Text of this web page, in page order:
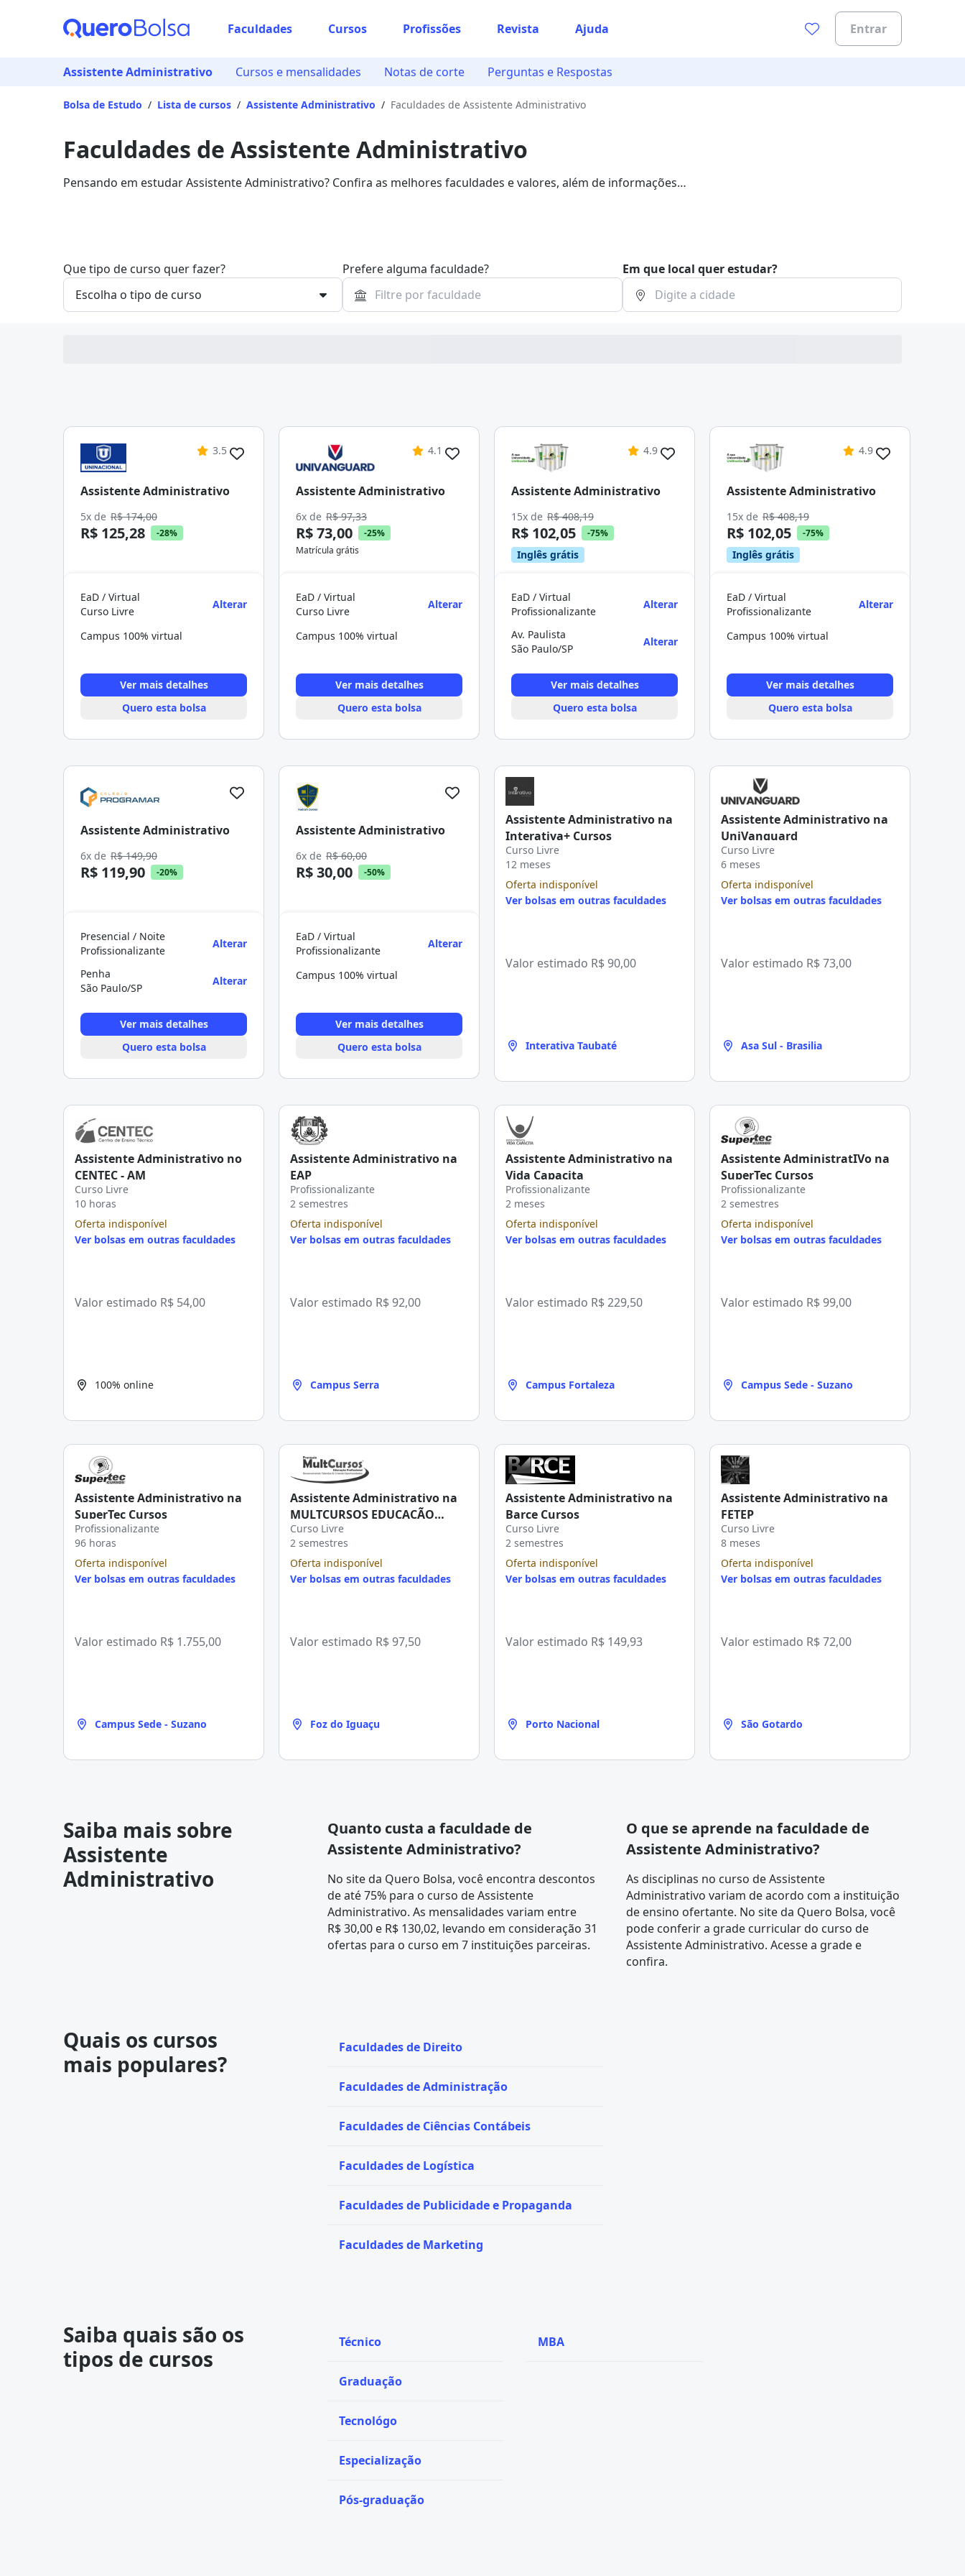
Faculdades Cursos Profissões Revista Ajuda Entrar
Assistente Administrativo Cursos e mensalidades Notas de corte Perguntas e Respostas
Bolsa de Estudo / Lista de cursos / Assistente Administrativo / Faculdades de Assistente Administrativo
Faculdades de Assistente Administrativo
Pensando em estudar Assistente Administrativo? Confira as melhores faculdades e valores, além de informações
Que tipo de curso quer fazer? Prefere alguma faculdade? Em que local quer estudar?
3.5
Assistente Administrativo
5x de R$ 174,00
R$ 125,28 -28%
EaD / Virtual
Curso Livre
Alterar
Campus 100% virtual
Ver mais detalhes
Quero esta bolsa
4.1
Assistente Administrativo
6x de R$ 97,33
R$ 73,00
-25%
Matrícula grátis
EaD / Virtual
Curso Livre
Alterar
Campus 100% virtual
Ver mais detalhes
Quero esta bolsa
4.9
Assistente Administrativo
15x de R$ 408,19
R$ 102,05 -75%
Inglês grátis
EaD / Virtual
Profissionalizante
Alterar
Av. Paulista
São Paulo/SP
Alterar
Ver mais detalhes
Quero esta bolsa
4.9
Assistente Administrativo
15x de R$ 408,19
R$ 102,05 -75%
Inglês grátis
EaD / Virtual
Profissionalizante
Alterar
Campus 100% virtual
Ver mais detalhes
Quero esta bolsa
Assistente Administrativo
6x de R$ 149,90
R$ 119,90 -20%
Presencial / Noite
Profissionalizante
Alterar
Penha
São Paulo/SP
Alterar
Ver mais detalhes
Quero esta bolsa
Assistente Administrativo
6x de R$ 60,00
R$ 30,00 -50%
EaD / Virtual
Profissionalizante
Alterar
Campus 100% virtual
Ver mais detalhes
Quero esta bolsa
Assistente Administrativo na
Interativa+ Cursos
Curso Livre
12 meses
Oferta indisponível
Ver bolsas em outras faculdades
Valor estimado R$ 90,00
Interativa Taubaté
Assistente Administrativo na
UniVanguard
Curso Livre
6 meses
Oferta indisponível
Ver bolsas em outras faculdades
Valor estimado R$ 73,00
Asa Sul - Brasilia
Assistente Administrativo no
CENTEC - AM
Curso Livre
10 horas
Oferta indisponível
Ver bolsas em outras faculdades
Valor estimado R$ 54,00
100% online
Assistente Administrativo na
EAP
Profissionalizante
2 semestres
Oferta indisponível
Ver bolsas em outras faculdades
Valor estimado R$ 92,00
Campus Serra
Assistente Administrativo na
Vida Capacita
Profissionalizante
2 meses
Oferta indisponível
Ver bolsas em outras faculdades
Valor estimado R$ 229,50
Campus Fortaleza
Assistente AdministratIVo na
SuperTec Cursos
Profissionalizante
2 semestres
Oferta indisponível
Ver bolsas em outras faculdades
Valor estimado R$ 99,00
Campus Sede - Suzano
Assistente Administrativo na
SuperTec Cursos
Profissionalizante
96 horas
Oferta indisponível
Ver bolsas em outras faculdades
Valor estimado R$ 1.755,00
Campus Sede - Suzano
Assistente Administrativo na
MULTCURSOS EDUCAÇÃO
PROFISSIONAL
Curso Livre
2 semestres
Oferta indisponível
Ver bolsas em outras faculdades
Valor estimado R$ 97,50
Foz do Iguaçu
Assistente Administrativo na
Barce Cursos
Curso Livre
2 semestres
Oferta indisponível
Ver bolsas em outras faculdades
Valor estimado R$ 149,93
Porto Nacional
Assistente Administrativo na
FETEP
Curso Livre
8 meses
Oferta indisponível
Ver bolsas em outras faculdades
Valor estimado R$ 72,00
São Gotardo
Saiba mais sobre
Assistente
Administrativo
Quanto custa a faculdade de
Assistente Administrativo?
No site da Quero Bolsa, você encontra descontos
de até 75% para o curso de Assistente
Administrativo. As mensalidades variam entre
R$ 30,00 e R$ 130,02, levando em consideração 31
ofertas para o curso em 7 instituições parceiras.
O que se aprende na faculdade de
Assistente Administrativo?
As disciplinas no curso de Assistente
Administrativo variam de acordo com a instituição
de ensino ofertante. No site da Quero Bolsa, você
pode conferir a grade curriculardo curso de
Assistente Administrativo. Acesse a grade e
confira.
Quais os cursos
mais populares?
Faculdades de Direito
Faculdades de Administração
Faculdades de Ciências Contábeis
Faculdades de Logística
Faculdades de Publicidade e Propaganda
Faculdades de Marketing
Saiba quais são os
tipos de cursos
Técnico
Graduação
Tecnológo
Especialização
Pós-graduação
MBA